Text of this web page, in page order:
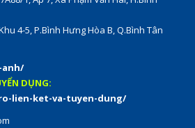
4-5, P.Bình Hưng Hòa B, Q.Bình Tân
DỤNG:
lien-ket-va-tuyen-dung/